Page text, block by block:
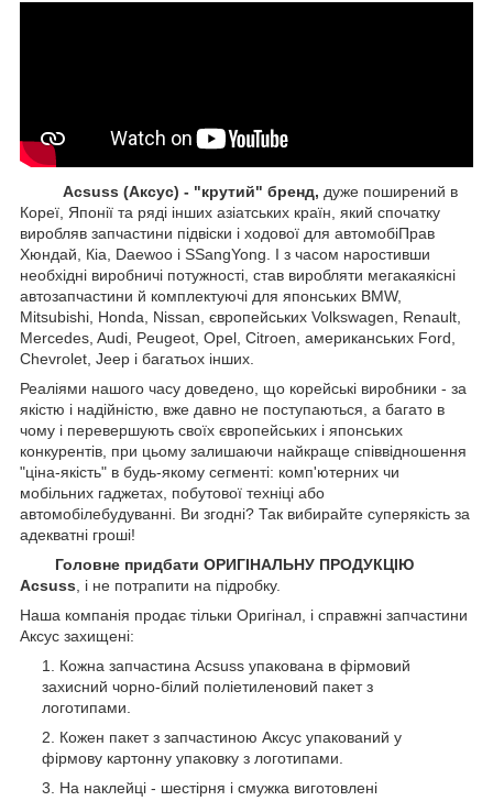
Acsuss (Аксус) - "крутий" бренд, дуже поширений в
Кореї, Японії та ряді інших азіатських країн, який спочатку
виробляв запчастини підвіски і ходової для автомобіПрав
Хюндай, Кіа, Daewoo і SSangYong. І з часом наростивши
необхідні виробничі потужності, став виробляти мегакаякісні
автозапчастини й комплектуючі для японських BMW,
Mitsubishi, Honda, Nissan, європейських Volkswagen, Renault,
Mercedes, Audi, Peugeot, Opel, Citroen, американських Ford,
Chevrolet, Jeep і багатьох інших.
Реаліями нашого часу доведено, що корейські виробники - за
якістю і надійністю, вже давно не поступаються, а багато в
чому і перевершують своїх європейських і японських
конкурентів, при цьому залишаючи найкраще співвідношення
"ціна-якість" в будь-якому сегменті: комп'ютерних чи
мобільних гаджетах, побутової техніці або
автомобілебудуванні. Ви згодні? Так вибирайте суперякість за
адекватні гроші!
Головне придбати ОРИГІНАЛЬНУ ПРОДУКЦІЮ
Acsuss , і не потрапити на підробку.
Наша компанія продає тільки Оригінал, і справжні запчастини
Аксус захищені:
Кожна запчастина Acsuss упакована в фірмовий
захисний чорно-білий поліетиленовий пакет з
логотипами.
Кожен пакет з запчастиною Аксус упакований у
фірмову картонну упаковку з логотипами.
На наклейці - шестірня і смужка виготовлені